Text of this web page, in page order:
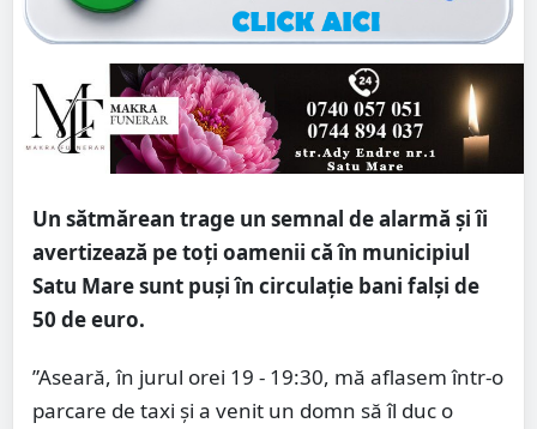
Un sătmărean trage un semnal de alarmă și îi
avertizează pe toți oamenii că în municipiul
Satu Mare sunt puși în circulație bani falși de
50 de euro.
”Aseară, în jurul orei 19 - 19:30, mă aflasem într-o
parcare de taxi și a venit un domn să îl duc o